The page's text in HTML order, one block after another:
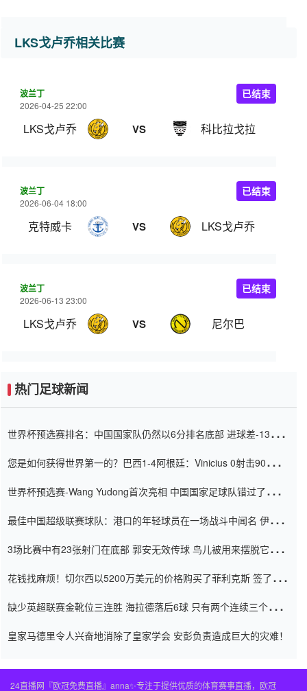
LKS戈卢乔相关比赛
波兰丁
2026-04-25 22:00
LKS戈卢乔 VS 科比拉戈拉
已结束
波兰丁
2026-06-04 18:00
克特威卡 VS LKS戈卢乔
已结束
波兰丁
2026-06-13 23:00
LKS戈卢乔 VS 尼尔巴
已结束
热门足球新闻
世界杯预选赛排名：中国国家队仍然以6分排名底部 进球差-13令人
您是如何获得世界第一的？巴西1-4阿根廷：Vinicius 0射击90分钟
世界杯预选赛-Wang Yudong首次亮相 中国国家足球队错过了世界
最佳中国超级联赛球队：港口的年轻球员在一场战斗中闻名 伊万放
3场比赛中有23张射门在底部 郭安无效传球 鸟儿被用来摆脱它
花钱找麻烦！切尔西以5200万美元的价格购买了菲利克斯 签了7年
缺少英超联赛金靴位三连胜 海拉德落后6球 只有两个连续三个连续
皇家马德里令人兴奋地消除了皇家学会 安彭负责造成巨大的灾难！
24直播网『欧冠免费直播』anna✨专注于提供优质的体育赛事直播，欧冠